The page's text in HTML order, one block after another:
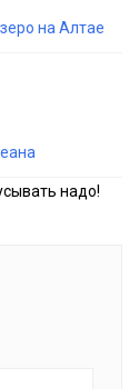
на Алтае
надо!